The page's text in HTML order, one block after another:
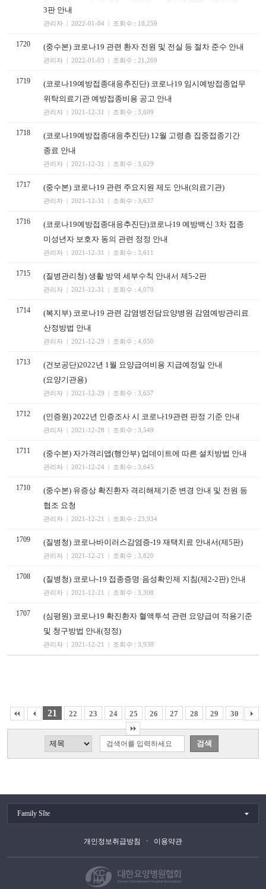
3판 안내
관리자 | 2022-01-04 | 조회수 : 18,259
1720 (중수본) 코로나19 관련 환자 전원 및 전실 등 절차 준수 안내
관리자 | 2022-01-03 | 조회수 : 21,269
1719
(코로나19예방접종대응추진단) 코로나19 임시예방접종업무
위탁의료기관 예방접종비용 공고 안내
관리자 | 2021-12-31 | 조회수 : 3,609
1718
(코로나19예방접종대응추진단) 12월 고령층 집중접종기간
종료 안내
관리자 | 2021-12-31 | 조회수 : 3,629
1717 (중수본) 코로나19 관련 주요지원 제도 안내(의료기관)
관리자 | 2021-12-31 | 조회수 : 3,637
1716
(코로나19예방접종대응추진단)코로나19 예방백신 3차 접종
미성년자 보호자 동의 관련 정정 안내
관리자 | 2021-12-31 | 조회수 : 3,611
1715 (질병관리청) 생활 방역 세부수칙 안내서 제5-2판
관리자 | 2021-12-31 | 조회수 : 4,070
1714
(복지부) 코로나19 관련 감염병전담요양병원 감염예방관리료
산정방법 안내
관리자 | 2021-12-29 | 조회수 : 4,050
1713
(건보공단)2022년 1월 요양급여비용 지급예정일 안내
(요양기관용)
관리자 | 2021-12-29 | 조회수 : 3,657
1712 (인증원) 2022년 인증조사 시 코로나19관련 판정 기준 안내
관리자 | 2021-12-28 | 조회수 : 3,549
1711 (중수본) 자가격리앱(행안부) 업데이트에 따른 설치방법 안내
관리자 | 2021-12-24 | 조회수 : 3,645
1710
(중수본) 유증상 확진환자 격리해제기준 변경 안내 및 전원 등
협조 요청
관리자 | 2021-12-21 | 조회수 : 23,934
1709 (질병청) 코로나바이러스감염증-19 재택치료 안내서(제5판)
관리자 | 2021-12-21 | 조회수 : 3,820
1708 (질병청) 코로나-19 접종증명·음성확인제 지침(제2-2판) 안내
관리자 | 2021-12-21 | 조회수 : 3,308
1707
(심평원) 코로나19 확진환자 혈액투석 관련 요양급여 적용기준
및 청구방법 안내(정정)
관리자 | 2021-12-21 | 조회수 : 3,938
21 22 23 24 25 26 27 28 29 30
Family SIte
개인정보취급방침 이용약관